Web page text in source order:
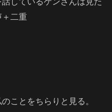
二重
ことをちらりと見る。